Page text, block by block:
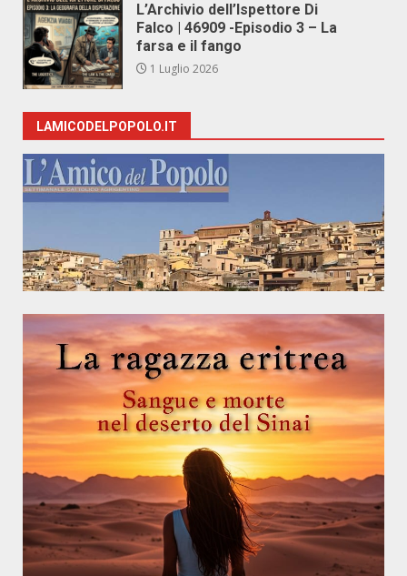
L’Archivio dell’Ispettore Di
Falco | 46909 -Episodio 3 – La
farsa e il fango
1 Luglio 2026
LAMICODELPOPOLO.IT